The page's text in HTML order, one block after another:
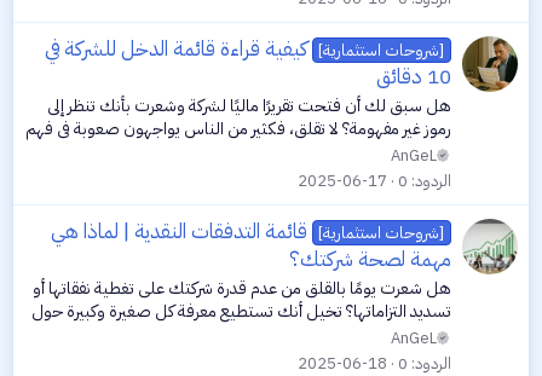
[شروحات استثمارية] كيفية قراءة قائمة الدخل للشركة في
10 دقائق
هل سبق لك أن فتحت تقريرًا ماليًا لشركة وشعرت بأنك تنظر إلى
رموز غير مفهومة؟ لا تقلق، فكثير من الناس يواجهون صعوبة في فهم
قوائم الدخل للشركات، خاصة إذا لم يكن لديهم خلفية مالية. لكن
الخبر السار هو...
AnGeL
الردود 0
2025-06-17
[شروحات استثمارية] قائمة التدفقات النقدية | لماذا هي
مهمة لصحة شركتك؟
هل شعرت يومًا بالقلق من عدم قدرة شركتك على تغطية نفقاتها أو
تسديد التزاماتها؟ تخيل أنك تستطيع معرفة كل صغيرة وكبيرة حول
حركة النقود في عملك، فتعرف متى تزدهر السيولة ومتى تحتاج إلى
خطط بديلة. في...
AnGeL
الردود 0
2025-06-18